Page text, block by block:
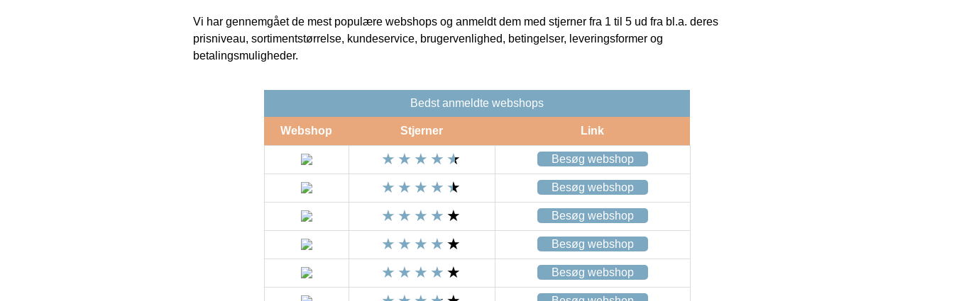
Vi har gennemgået de mest populære webshops og anmeldt dem med stjerner fra 1 til 5 ud fra bl.a. deres
prisniveau, sortimentstørrelse, kundeservice, brugervenlighed, betingelser, leveringsformer og
betalingsmuligheder.
Bedst anmeldte webshops
Webshop Stjerner Link
Besøg webshop
Besøg webshop
Besøg webshop
Besøg webshop
Besøg webshop